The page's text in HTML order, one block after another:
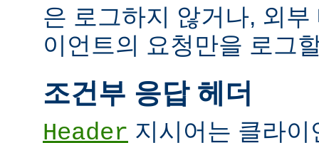
은 로그하지 않거나, 외
이언트의 요청만을 로그
조건부 응답 헤더
Header 지시어는 클라